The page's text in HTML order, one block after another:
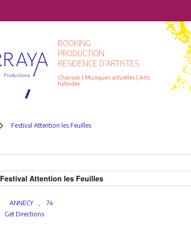
BOOKING
PRODUCTION
RÉSIDENCE D’ARTISTES
Chanson | Musiques actuelles | Arts
hybrides
Festival Attention les Feuilles
Festival Attention les Feuilles
ANNECY ,
74
Get Directions